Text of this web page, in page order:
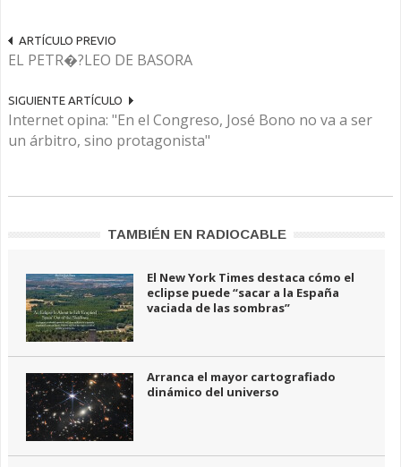
ARTÍCULO PREVIO
EL PETR�?LEO DE BASORA
SIGUIENTE ARTÍCULO
Internet opina: "En el Congreso, José Bono no va a ser
un árbitro, sino protagonista"
TAMBIÉN EN RADIOCABLE
El New York Times destaca cómo el
eclipse puede “sacar a la España
vaciada de las sombras”
Arranca el mayor cartografiado
dinámico del universo